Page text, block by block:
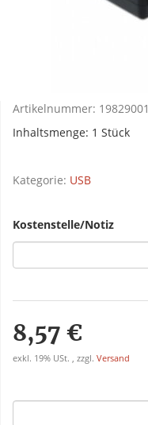
Artikelnummer: 19829001
Inhaltsmenge: 1 Stück
Kategorie: USB
Kostenstelle/Notiz
8,57 €
exkl. 19% USt. , zzgl. Versand